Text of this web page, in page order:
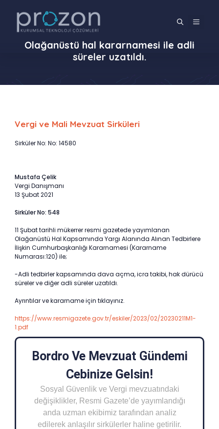
MENÜ
Olağanüstü hal kararnamesi ile adli
süreler uzatıldı.
Vergi ve Mali Mevzuat Sirküleri
Sirküler No: No: 14580
Mustafa Çelik
Vergi Danışmanı
13 Şubat 2021
Sirküler No: 548
11 Şubat tarihli mükerrer resmi gazetede yayımlanan
Olağanüstü Hal Kapsamında Yargı Alanında Alınan Tedbirlere
İlişkin Cumhurbaşkanlığı Kararnamesi (Kararname
Numarası:120) ile;
-Adli tedbirler kapsamında dava açma, icra takibi, hak dürücü
süreler ve diğer adli süreler uzatıldı.
Ayrıntılar ve kararname için tıklayınız.
https://www.resmigazete.gov.tr/eskiler/2023/02/20230211M1-
1.pdf
Bordro Ve Mevzuat Gündemi
Cebinize Gelsin!
Sosyal Güvenlik ve Vergi mevzuatındaki
değişiklikler, Resmi Gazete’de yayımlandığı
anda uzman ekibimiz tarafından analiz
edilerek anlaşılır sirkülerler haline getirilir.